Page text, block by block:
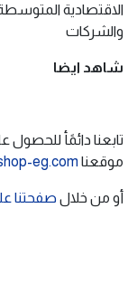
الاقتصادية
والشركات
شاهد ايضا
تابعنا دائمًأ
موقعنا eg.com
أو من خلال صفحتنا